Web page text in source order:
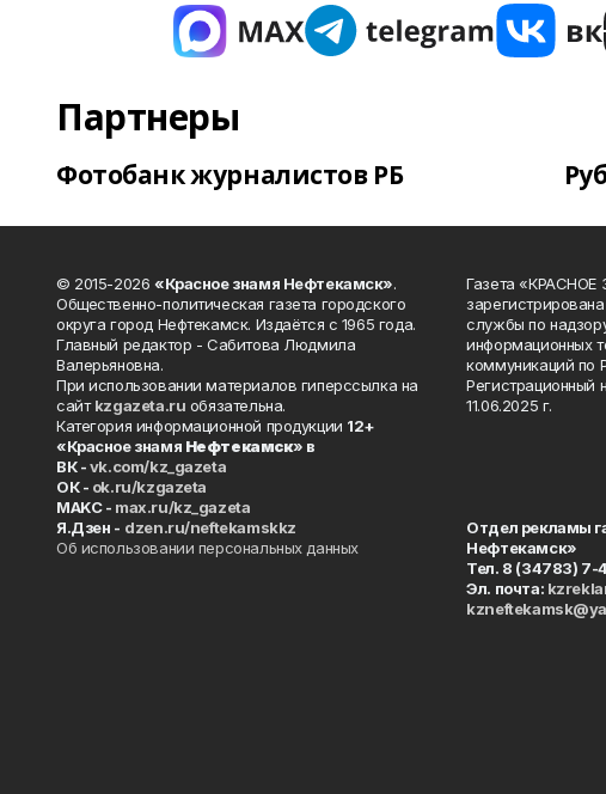
Партнеры
Фотобанк журналистов РБ
© 2015-2026 «Красное знамя Нефтекамск».
Общественно-политическая газета городского
округа город Нефтекамск. Издаётся с 1965 года.
Главный редактор - Сабитова Людмила
Валерьяновна.
При использовании материалов гиперссылка на
сайтkzgazeta.ru обязательна.
Категория информационной продукции 12+
«Красное знамя Нефтекамск» в
ВК -vk.com/kz_gazeta
ОК - ok.ru/kzgazeta
MAKC - max.ru/kz_gazeta
Я.Дзен - dzen.ru/neftekamskkz
Об использовании персональных данных
Газета
службы по
информационных
коммуникаций по
11.06.2025 г.
Отдел рекламы
Нефтекамск»
Тел. 8 (34783) 7-
Эл. почта: